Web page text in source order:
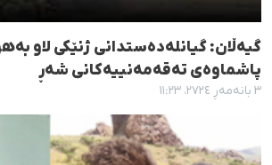
گیەڵان: گیانلەدەستدانی ژنێکی لاو
پاشماوەی تەقەمەنییەکانی شەڕ
٣ بانەمەڕ ٢٧٢٤، ١١:٢٣